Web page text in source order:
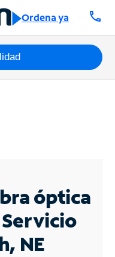
Ordena ya call
óptica
Servicio
NE